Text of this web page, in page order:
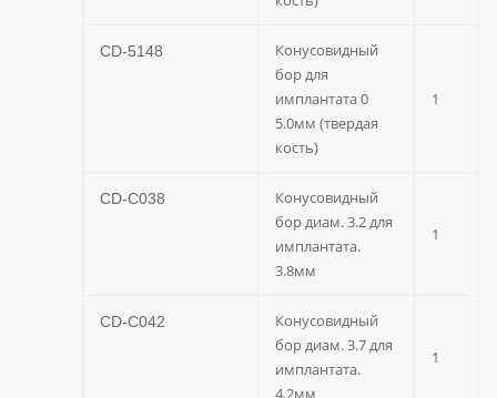
CD-5148
Конусовидный
бор для
имплантата 0
5.0мм (твердая
кость)
1
CD-C038
Конусовидный
бор диам. 3.2 для
имплантата.
3.8мм
1
CD-C042
Конусовидный
бор диам. 3.7 для
имплантата.
1